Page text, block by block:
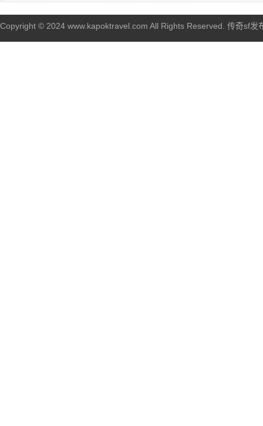
Copyright © 2024 www.kapoktravel.com All Rights Reserved. 传奇sf发